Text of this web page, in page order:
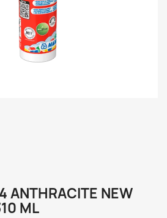
ANTHRACITE NEW
ML